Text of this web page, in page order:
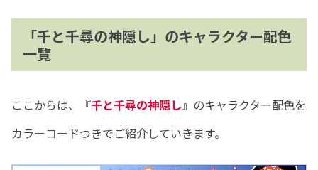
「千と千尋の神隠し」のキャラクター配色
一覧
ここからは、『千と千尋の神隠し』のキャラクター配色を
カラーコードつきでご紹介していきます。